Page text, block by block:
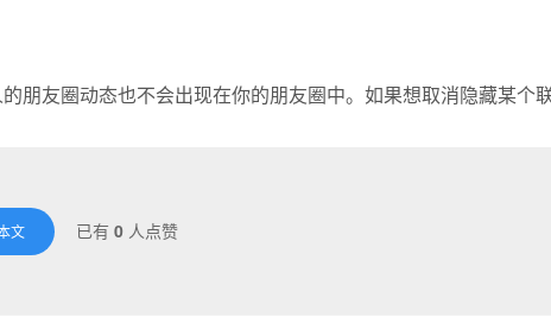
朋友圈动态也不会出现在你的朋友圈中。如果想取消隐藏某个
文 已有 0人点赞